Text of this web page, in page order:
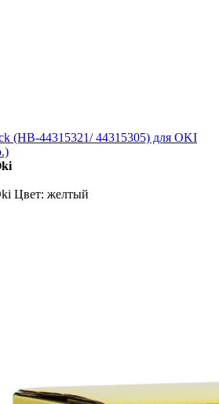
(HB-44315321/ 44315305) для OKI
Цвет: желтый